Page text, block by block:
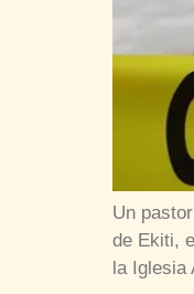
Un
de Ekiti,
la Iglesia